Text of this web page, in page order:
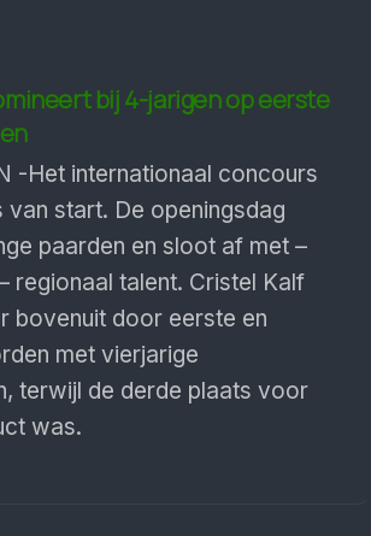
bij 4-jarigen op eerste
-Het internationaal concours
van start. De openingsdag
paarden en sloot af met –
regionaal talent. Cristel Kalf
bovenuit door eerste en
met vierjarige
terwijl de derde plaats voor
was.